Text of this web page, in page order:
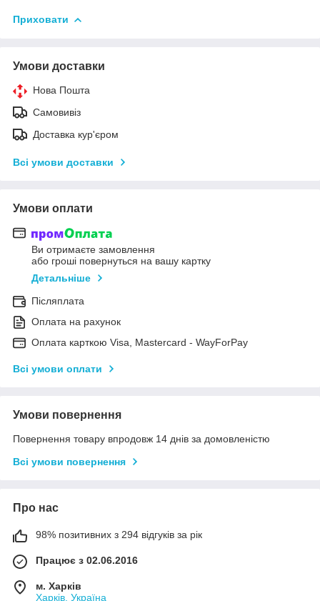
Приховати
Умови доставки
Нова Пошта
Самовивіз
Доставка кур'єром
Всі умови доставки
Умови оплати
Ви отримаєте замовлення
або гроші повернуться на вашу картку
Детальніше
Післяплата
Оплата на рахунок
Оплата карткою Visa, Mastercard - WayForPay
Всі умови оплати
Умови повернення
Повернення товару впродовж 14 днів за домовленістю
Всі умови повернення
Про нас
98% позитивних з 294 відгуків за рік
Працює з 02.06.2016
м. Харків
Харків, Україна